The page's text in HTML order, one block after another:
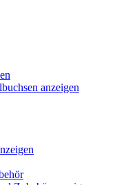
anzeigen